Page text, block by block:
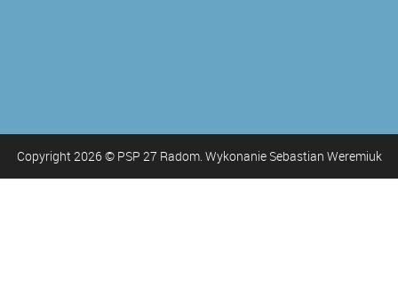
Copyright2026© PSP 27 Radom. Wykonanie Sebastian Weremiuk